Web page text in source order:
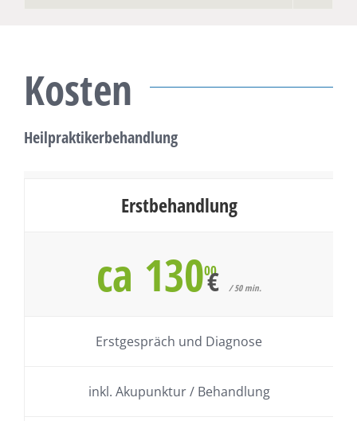
Kosten
Heilpraktikerbehandlung
Erstbehandlung
ca 13000
€ / 50 min.
Erstgespräch und Diagnose
inkl. Akupunktur / Behandlung